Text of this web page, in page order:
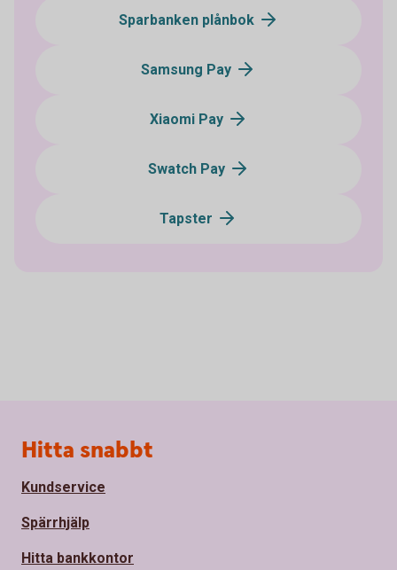
Sparbanken plånbok
Samsung Pay
Xiaomi Pay
Swatch Pay
Tapster
Sidfot
Hitta snabbt
Kundservice
Spärrhjälp
Hitta bankkontor